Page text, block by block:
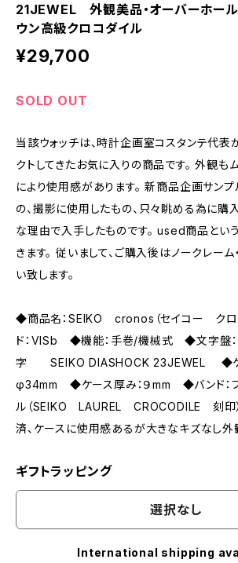
21JEWEL 外観美品・オーバーホ
ウン高級クロコダイル
¥29,700
SOLD OUT
当該ウォッチは、時計企画室コスタンテ代表
クトしてきたお気に入りの商品です。 外観も
により使用感があります。 新商品企画サンプ
の、撮影に使用したもの、只々眺める為に購
な理由で入手したものです。 used商品とい
きます。 従いまして、ご購入後はノークレーム
い致します。
◆商品名：SEIKO cronos（セイコー ク
ド：VISb ◆機能：手巻/機械式 ◆文字盤：
字 SEIKO DIASHOCK 23JEWEL ◆ケ
φ34mm ◆ケース厚み：９mm ◆バンド：ブ
ル（SEIKO LAUREL CROCODILE 刻印
済、ケースに使用感あるが大きなキズなし
ギフトラッピング
選択なし
International shipping